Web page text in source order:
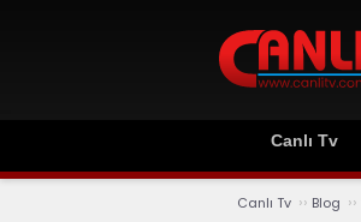
Canlı Tv
Canlı Tv ›› Blog ››